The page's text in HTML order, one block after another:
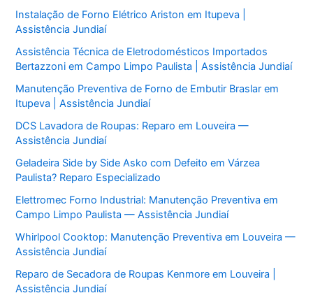
Instalação de Forno Elétrico Ariston em Itupeva |
Assistência Jundiaí
Assistência Técnica de Eletrodomésticos Importados
Bertazzoni em Campo Limpo Paulista | Assistência Jundiaí
Manutenção Preventiva de Forno de Embutir Braslar em
Itupeva | Assistência Jundiaí
DCS Lavadora de Roupas: Reparo em Louveira —
Assistência Jundiaí
Geladeira Side by Side Asko com Defeito em Várzea
Paulista? Reparo Especializado
Elettromec Forno Industrial: Manutenção Preventiva em
Campo Limpo Paulista — Assistência Jundiaí
Whirlpool Cooktop: Manutenção Preventiva em Louveira —
Assistência Jundiaí
Reparo de Secadora de Roupas Kenmore em Louveira |
Assistência Jundiaí